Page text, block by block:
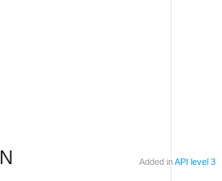
Added inAPI level 3